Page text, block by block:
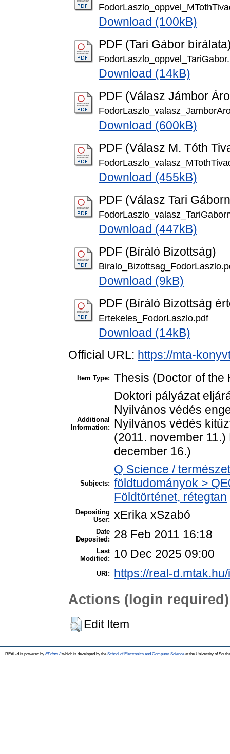
Download (100kB)
PDF (Tari Gábor
Download (14kB)
PDF (Válasz Jámbor
Download (600kB)
PDF (Válasz M. Tóth
Download (455kB)
PDF (Válasz Tari
Download (447kB)
PDF (Bíráló Bizottság)
Download (9kB)
PDF (Bíráló Bizottság
Ertekeles_FodorLaszlo.pdf
Download (14kB)
Official URL: https://mta-
Item Type: Thesis (Doctor of the
Additional
Information:
Doktori pályázat
Nyilvános védés
Nyilvános védés
(2011. november
december 16.)
Subjects:
Q Science /
földtudományok >
Földtörténet, rétegtan
Depositing
User: xErika xSzabó
Date
Deposited:
28 Feb 2011 16:18
Last
Modified:
10 Dec 2025 09:00
URI: https://real-
Actions (login required)
Edit Item
REAL-d is powered by EPrints 3which is developed by the School of Electronics and Computer Science at the University of